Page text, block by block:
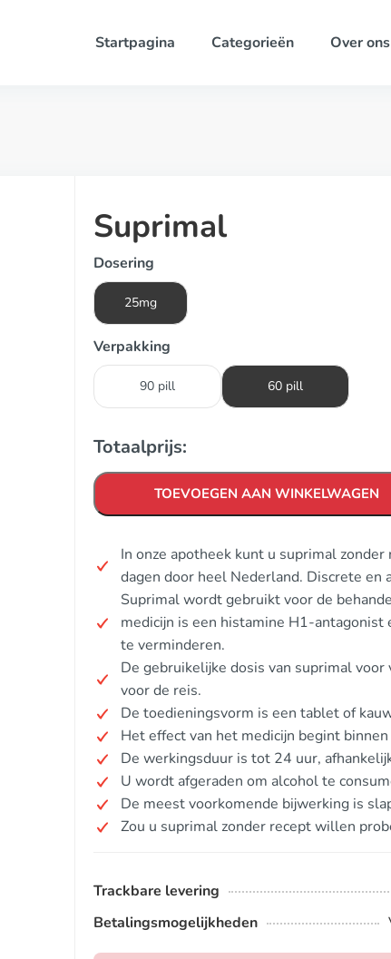
Startpagina Categorieën Over ons
Suprimal
Dosering
25mg
Verpakking
90 pill 60 pill
Totaalprijs:
TOEVOEGEN AAN WINKELWAGEN
In onze apotheek kunt u suprimal
dagen door heel Nederland. Discrete en
Suprimal wordt gebruikt voor de
medicijn is een histamine H1-
te verminderen.
De gebruikelijke dosis van suprimal
voor de reis.
De toedieningsvorm is een tablet of
Het effect van het medicijn begint
De werkingsduur is tot 24 uur,
U wordt afgeraden om alcohol te
De meest voorkomende bijwerking is
Zou u suprimal zonder recept willen
Trackbare levering
Betalingsmogelijkheden